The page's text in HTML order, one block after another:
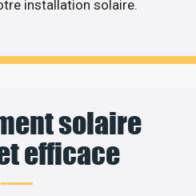
installation solaire.
solaire
efficace